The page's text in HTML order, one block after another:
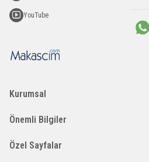
Kurumsal
Önemli Bilgiler
Özel Sayfalar
YouTube